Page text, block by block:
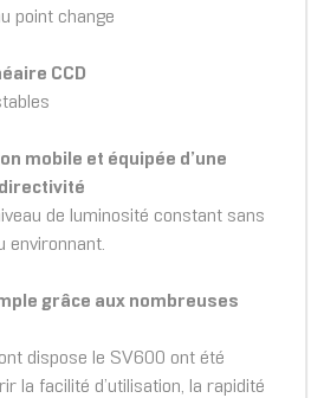
point change
CCD
mobile et équipée d’une
directivité
de luminosité constant sans
environnant.
grâce aux nombreuses
dispose le SV600 ont été
la facilité d’utilisation, la rapidité